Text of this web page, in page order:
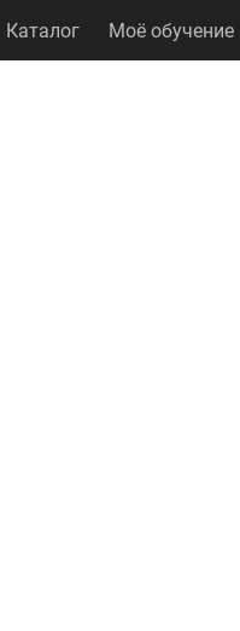
Каталог Моё обучение